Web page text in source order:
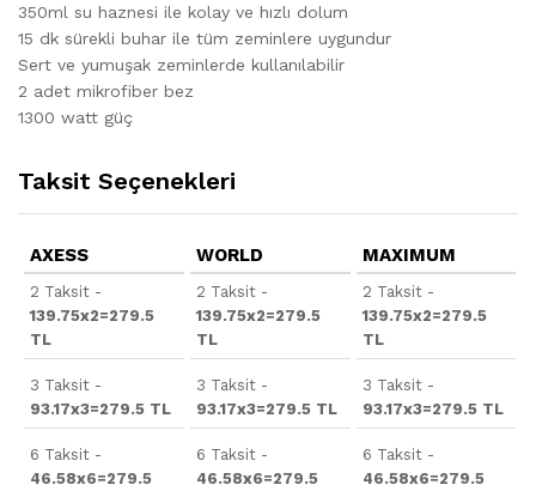
350ml su haznesi ile kolay ve hızlı dolum
15 dk sürekli buhar ile tüm zeminlere uygundur
Sert ve yumuşak zeminlerde kullanılabilir
2 adet mikrofiber bez
1300 watt güç
Taksit Seçenekleri
AXESS
2 Taksit -
139.75x2=279.5
TL
3 Taksit -
93.17x3=279.5 TL
6 Taksit -
46.58x6=279.5
WORLD
2 Taksit -
139.75x2=279.5
TL
3 Taksit -
93.17x3=279.5 TL
6 Taksit -
46.58x6=279.5
MAXIMUM
2 Taksit -
139.75x2=279.5
TL
3 Taksit -
93.17x3=279.5 TL
6 Taksit -
46.58x6=279.5